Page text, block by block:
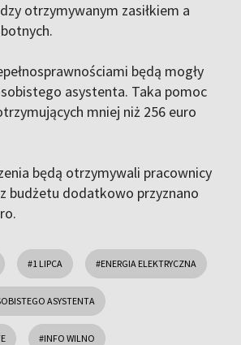
otrzymywanym zasiłkiem a
będą mogły
asystenta. Taka pomoc
mniej niż 256 euro
będą otrzymywali pracownicy
budżetu dodatkowo przyznano
#1 LIPCA #ENERGIA ELEKTRYCZNA
ASYSTENTA
#INFO WILNO